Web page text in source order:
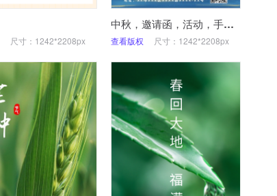
尺寸：1242*2208px
中秋，邀请函，活动，手机海报
查看版权 尺寸：1242*2208px